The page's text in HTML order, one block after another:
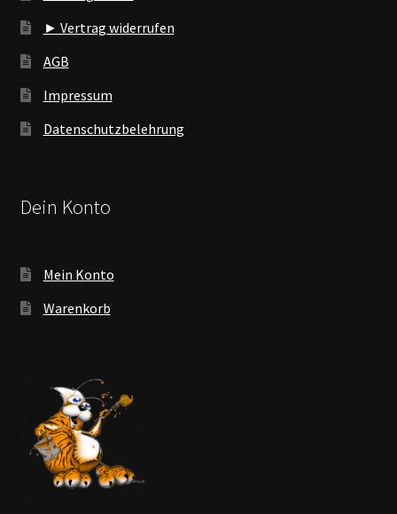
► Vertrag widerrufen
AGB
Impressum
Datenschutzbelehrung
Dein Konto
Mein Konto
Warenkorb